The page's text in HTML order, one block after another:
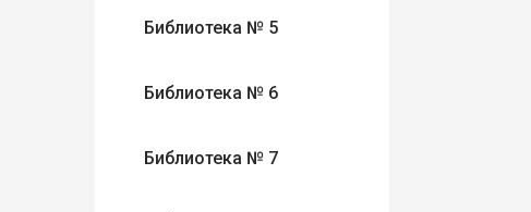
Библиотека № 5
Библиотека № 6
Библиотека № 7